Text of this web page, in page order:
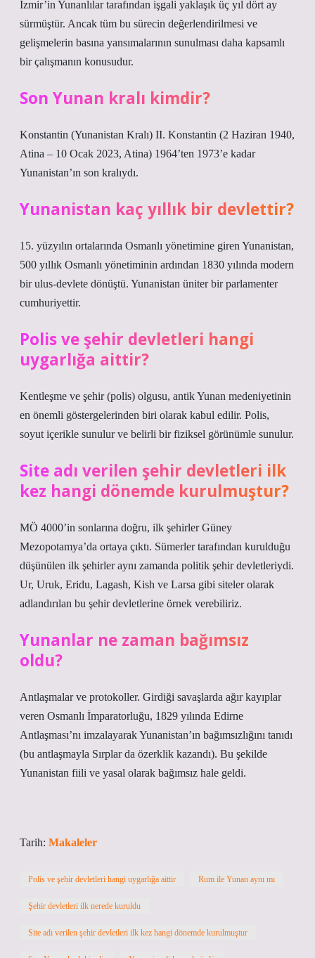
İzmir’in Yunanlılar tarafından işgali yaklaşık üç yıl dört ay
sürmüştür. Ancak tüm bu sürecin değerlendirilmesi ve
gelişmelerin basına yansımalarının sunulması daha kapsamlı
bir çalışmanın konusudur.
Son Yunan kralı kimdir?
Konstantin (Yunanistan Kralı) II. Konstantin (2 Haziran 1940,
Atina – 10 Ocak 2023, Atina) 1964’ten 1973’e kadar
Yunanistan’ın son kralıydı.
Yunanistan kaç yıllık bir devlettir?
15. yüzyılın ortalarında Osmanlı yönetimine giren Yunanistan,
500 yıllık Osmanlı yönetiminin ardından 1830 yılında modern
bir ulus-devlete dönüştü. Yunanistan üniter bir parlamenter
cumhuriyettir.
Polis ve şehir devletleri hangi
uygarlığa aittir?
Kentleşme ve şehir (polis) olgusu, antik Yunan medeniyetinin
en önemli göstergelerinden biri olarak kabul edilir. Polis,
soyut içerikle sunulur ve belirli bir fiziksel görünümle sunulur.
Site adı verilen şehir devletleri ilk
kez hangi dönemde kurulmuştur?
MÖ 4000’in sonlarına doğru, ilk şehirler Güney
Mezopotamya’da ortaya çıktı. Sümerler tarafından kurulduğu
düşünülen ilk şehirler aynı zamanda politik şehir devletleriydi.
Ur, Uruk, Eridu, Lagash, Kish ve Larsa gibi siteler olarak
adlandırılan bu şehir devletlerine örnek verebiliriz.
Yunanlar ne zaman bağımsız
oldu?
Antlaşmalar ve protokoller. Girdiği savaşlarda ağır kayıplar
veren Osmanlı İmparatorluğu, 1829 yılında Edirne
Antlaşması’nı imzalayarak Yunanistan’ın bağımsızlığını tanıdı
(bu antlaşmayla Sırplar da özerklik kazandı). Bu şekilde
Yunanistan fiili ve yasal olarak bağımsız hale geldi.
Tarih: Makaleler
Polis ve şehir devletleri hangi uygarlığa aittir Rum ile Yunan aynı mı
Şehir devletleri ilk nerede kuruldu
Site adı verilen şehir devletleri ilk kez hangi dönemde kurulmuştur